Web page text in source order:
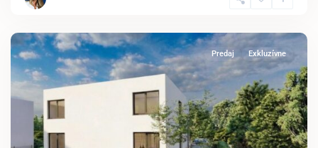
Predaj Exkluzívne